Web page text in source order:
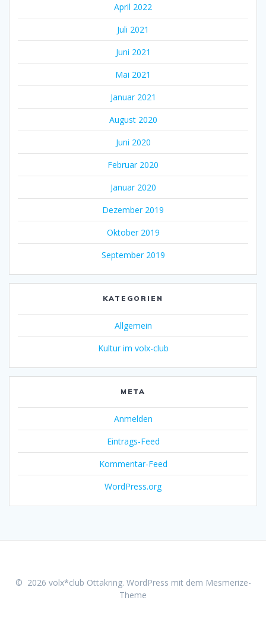
April 2022
Juli 2021
Juni 2021
Mai 2021
Januar 2021
August 2020
Juni 2020
Februar 2020
Januar 2020
Dezember 2019
Oktober 2019
September 2019
KATEGORIEN
Allgemein
Kultur im volx-club
META
Anmelden
Eintrags-Feed
Kommentar-Feed
WordPress.org
© 2026 volx*club Ottakring. WordPress mit dem Mesmerize-
Theme